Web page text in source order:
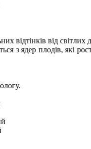
відтінків від
з ядер плодів, які